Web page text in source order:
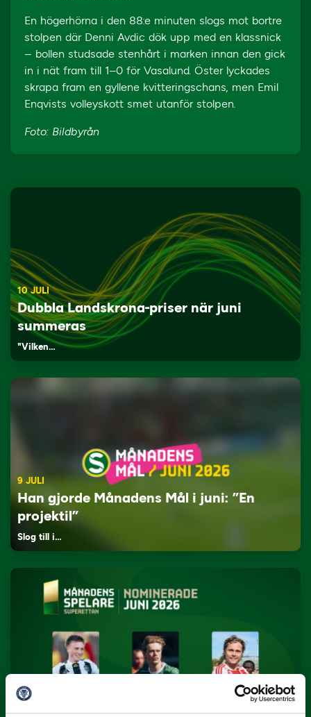
En högerhörna i den 88:e minuten slogs mot bortre
stolpen där Denni Avdic dök upp med en klassnick
– bollen studsade stenhårt i marken innan den gick
in i nät fram till 1–0 för Vasalund. Öster lyckades
skrapa fram en gyllene kvitteringschans, men Emil
Enqvists volleyskott smet utanför stolpen.
Foto: Bildbyrån
10 JULI
Dubbla Landskrona-priser när juni
summeras
"Vilken…
9 JULI
Han gjorde Månadens Mål i juni: ”En
projektil”
Slog till i…
3 JULI
Rösta på Månadens Spelare i juni